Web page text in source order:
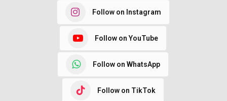
Follow on Instagram
Follow on YouTube
Follow on WhatsApp
Follow on TikTok